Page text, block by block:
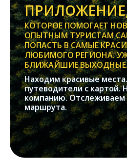
КОТОРОЕ ПОМОГАЕТ
ОПЫТНЫМ ТУРИСТАМ
ПОПАСТЬ В САМЫЕ
ЛЮБИМОГО РЕГИОНА.
БЛИЖАЙШИЕ
Находим красивые
путеводители с картой.
компанию. Отслеживаем
маршрута.